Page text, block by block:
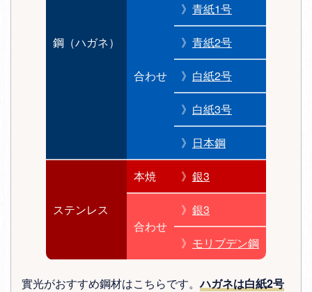
鋼（ハガネ）
合わせ
》 青紙1号
》 青紙2号
》 白紙2号
》 白紙3号
》 日本鋼
ステンレス
本焼 》 銀3
合わせ
》 銀3
》 モリブデン鋼
實光がおすすめ鋼材はこちらです。ハガネは白紙2号